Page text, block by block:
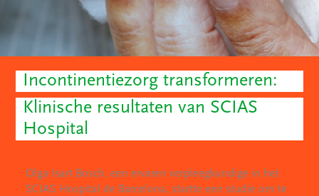
Incontinentiezorg transformeren:
Klinische resultaten van SCIAS
Hospital
Olga Isart Bosch, een ervaren verpleegkundige in het
SCIAS Hospital de Barcelona, startte een studie om te